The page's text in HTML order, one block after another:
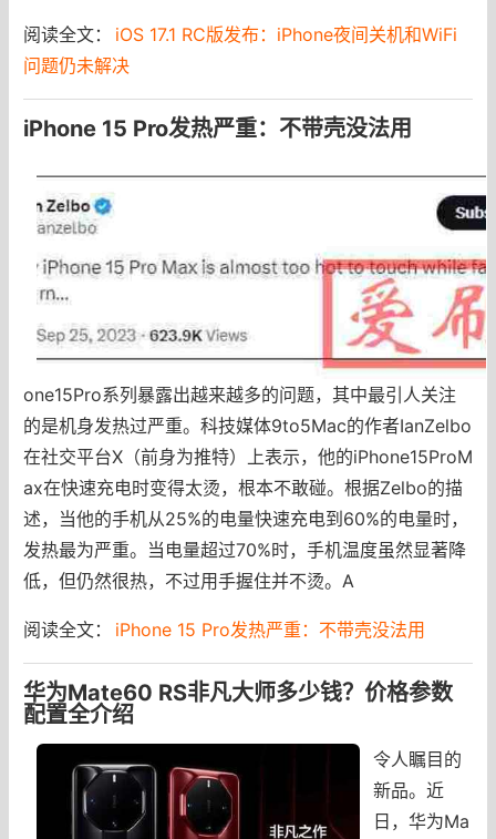
阅读全文：
iOS 17.1 RC版发布：iPhone夜间关机和WiFi
问题仍未解决
iPhone 15 Pro发热严重：不带壳没法用
one15Pro系列暴露出越来越多的问题，其中最引人关注
的是机身发热过严重。科技媒体9to5Mac的作者IanZelbo
在社交平台X（前身为推特）上表示，他的iPhone15ProM
ax在快速充电时变得太烫，根本不敢碰。根据Zelbo的描
述，当他的手机从25%的电量快速充电到60%的电量时，
发热最为严重。当电量超过70%时，手机温度虽然显著降
低，但仍然很热，不过用手握住并不烫。A
阅读全文： iPhone 15 Pro发热严重：不带壳没法用
华为Mate60 RS非凡大师多少钱？价格参数
配置全介绍
令人瞩目的
新品。近
日，华为Ma